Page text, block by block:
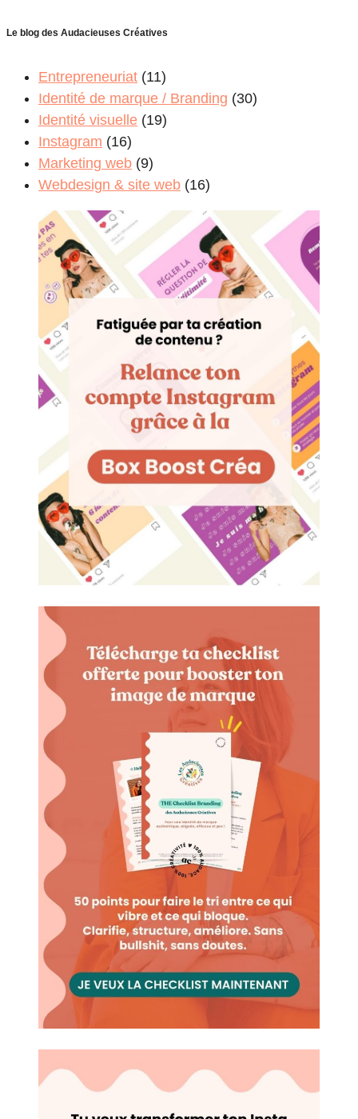
Le blog des Audacieuses Créatives
Entrepreneuriat (11)
Identité de marque / Branding (30)
Identité visuelle (19)
Instagram (16)
Marketing web (9)
Webdesign & site web (16)